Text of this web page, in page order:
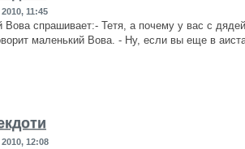
11:45
Вова спрашивает:- Тетя, а почему у вас с
маленький Вова. - Ну, если вы еще в
12:08